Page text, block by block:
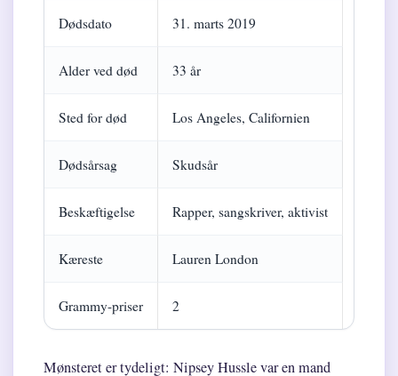
Dødsdato 31. marts 2019
Alder ved død 33 år
Sted for død Los Angeles, Californien
Dødsårsag Skudsår
Beskæftigelse Rapper, sangskriver, aktivist
Kæreste Lauren London
Grammy-priser 2
Mønsteret er tydeligt: Nipsey Hussle var en mand